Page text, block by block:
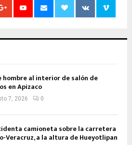
hombre al interior de salón de
en Apizaco
7, 2026 0
camioneta sobre la carretera
Veracruz, a la altura de Hueyotlipan